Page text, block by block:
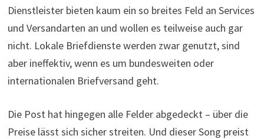
Dienstleister bieten kaum ein so breites Feld an Services
und Versandarten an und wollen es teilweise auch gar
nicht. Lokale Briefdienste werden zwar genutzt, sind
aber ineffektiv, wenn es um bundesweiten oder
internationalen Briefversand geht.
Die Post hat hingegen alle Felder abgedeckt – über die
Preise lässt sich sicher streiten. Und dieser Song preist